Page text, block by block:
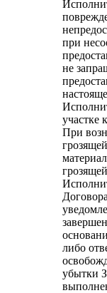
при
не
участке
При
либо
убытки